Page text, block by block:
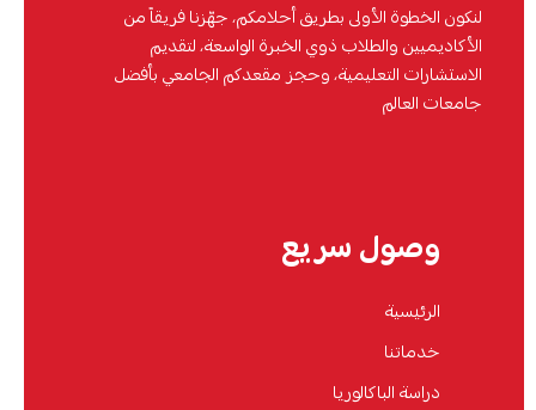
لنكون الخطوة الأولى بطريق أحلامكم، جهّزنا فريقاً من
الأكاديميين والطلاب ذوي الخبرة الواسعة، لتقديم
الاستشارات التعليمية، وحجز مقعدكم الجامعي بأفضل
جامعات العالم
وصول سريع
الرئيسية
خدماتنا
دراسة الباكالوريا